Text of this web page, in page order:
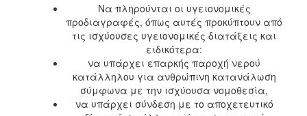
Να πληρούνται οι υγειονομικές
προδιαγραφές, όπως αυτές προκύπτουν από
τις ισχύουσες υγειονομικές διατάξεις και
ειδικότερα:
να υπάρχει επαρκής παροχή νερού
κατάλληλου για ανθρώπινη κατανάλωση
σύμφωνα με την ισχύουσα νομοθεσία,
να υπάρχει σύνδεση με το αποχετευτικό